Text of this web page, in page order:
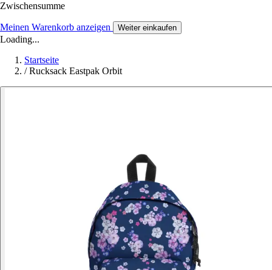
Zwischensumme
Meinen Warenkorb anzeigen Weiter einkaufen
Loading...
Startseite
/ Rucksack Eastpak Orbit